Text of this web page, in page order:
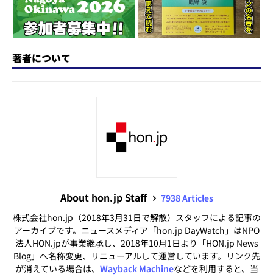
著者について
About hon.jp Staff
7938 Articles
株式会社hon.jp（2018年3月31日で解散）スタッフによる記事の
アーカイブです。ニュースメディア「hon.jp DayWatch」はNPO
法人HON.jpが事業継承し、2018年10月1日より「HON.jp News
Blog」へ名称変更、リニューアルして運営しています。リンク先
が消えている場合は、 Wayback Machineなどを利用すると、当